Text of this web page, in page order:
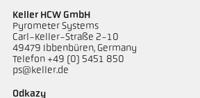
Keller HCW GmbH
Pyrometer Systems
Carl-Keller-Straße 2-10
49479 Ibbenbüren, Germany
Telefon +49 (0) 5451 850
ps@keller.de
Odkazy